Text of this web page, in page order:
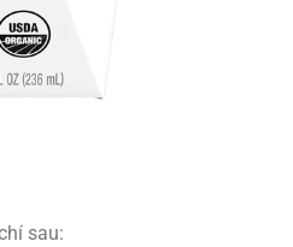
sau: